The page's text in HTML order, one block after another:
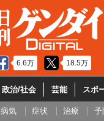
6.6万 18.5万
政治/社会 芸能 スポ
病気 症状 治療 予